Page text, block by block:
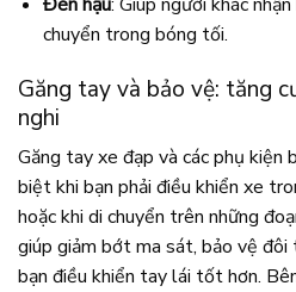
chuyển trong bóng tối.
Găng tay và bảo vệ: tăng
nghi
Găng tay xe đạp và các phụ kiện
biệt khi bạn phải điều khiển xe
hoặc khi di chuyển trên những
giúp giảm bớt ma sát, bảo vệ đôi
bạn điều khiển tay lái tốt hơn.